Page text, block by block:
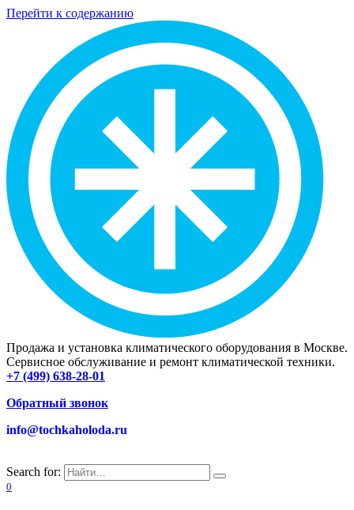
Перейти к содержанию
Продажа и установка климатического оборудования в Москве.
Сервисное обслуживание и ремонт климатической техники.
+7 (499) 638-28-01
Обратный звонок
info@tochkaholoda.ru
Search for:
0